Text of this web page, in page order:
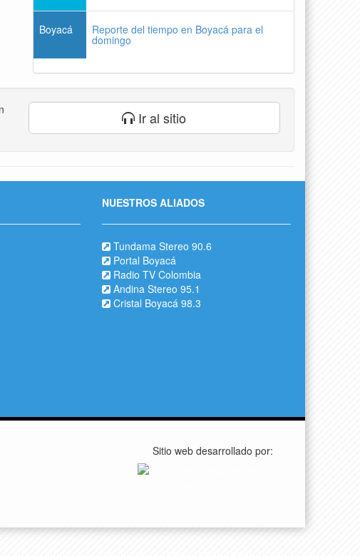
Boyacá Reporte del tiempo en Boyacá para el
domingo
Ir al sitio
NUESTROS ALIADOS
Tundama Stereo 90.6
Portal Boyacá
Radio TV Colombia
Andina Stereo 95.1
Cristal Boyacá 98.3
Sitio web desarrollado por: